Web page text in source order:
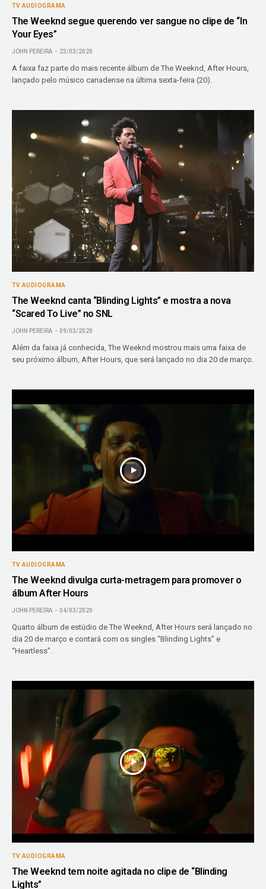
TV AUDIOGRAMA
The Weeknd segue querendo ver sangue no clipe de “In
Your Eyes”
JOHN PEREIRA 23/03/2020
A faixa faz parte do mais recente álbum de The Weeknd, After Hours,
lançado pelo músico canadense na última sexta-feira (20).
TV AUDIOGRAMA
The Weeknd canta “Blinding Lights” e mostra a nova
“Scared To Live” no SNL
JOHN PEREIRA 09/03/2020
Além da faixa já conhecida, The Weeknd mostrou mais uma faixa de
seu próximo álbum, After Hours, que será lançado no dia 20 de março.
TV AUDIOGRAMA
The Weeknd divulga curta-metragem para promover o
álbum After Hours
JOHN PEREIRA 04/03/2020
Quarto álbum de estúdio de The Weeknd, After Hours será lançado no
dia 20 de março e contará com os singles “Blinding Lights” e
“Heartless”.
TV AUDIOGRAMA
The Weeknd tem noite agitada no clipe de “Blinding
Lights”